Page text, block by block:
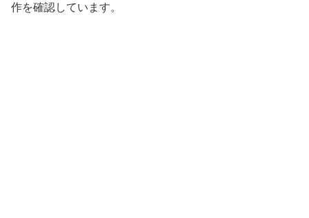
作を確認しています。